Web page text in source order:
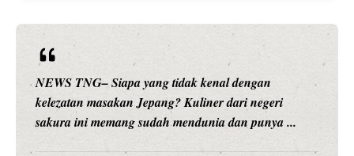
NEWS TNG– Siapa sangka, dua nama besar di dunia
hiburan, Nunung Srimulat dan Vicky Prasetyo, kini
merambah dunia kuliner dengan ...